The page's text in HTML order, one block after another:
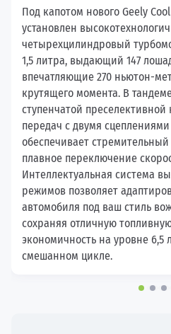
Под капотом нового Geely
установлен
четырехцилиндровый
1,5 литра, выдающий 147
впечатляющие 270 ньютон-
крутящего момента. В
ступенчатой преселективной
передач с двумя
обеспечивает стремительный
плавное переключение
Интеллектуальная система
режимов позволяет
автомобиля под ваш стиль
сохраняя отличную
экономичность на уровне 6,5
смешанном цикле.